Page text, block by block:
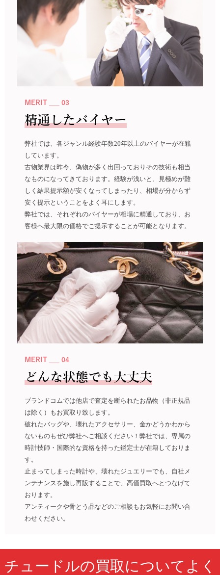
MERIT ___ 03
精通したバイヤー
弊社では、各ジャンル経験年数20年以上のバイヤーが在籍
しています。
古物業界は昨今、偽物が多く出回っておりその技術も相当
なものになってきております。経験が浅いと、見極めが難
しく結果提示額が安くなってしまったり、相場が分からず
安く提示ということをよく耳にします。
弊社では、それぞれのバイヤーが相場に精通しており、お
客様へ最大限の価格でご提示することが可能となります。
MERIT ___ 04
どんな状態でも大丈夫
ブランドコムでは他店で査定を断られたお品物（非正規品
は除く）もお買取り致します。
破れたバッグや、壊れたアクセサリー、金かどうかわから
ないものもぜひ弊社へご相談ください！弊社では、専属の
時計技師・国際的な資格を持った鑑定士が在籍しておりま
す。
止まってしまった時計や、壊れたジュエリーでも、自社メ
ンテナンスを施し再販することで、高価買取へとつなげて
おります。
アンティークや骨とう品などのご相談もお気軽にお問い合
わせください。
チュードルの買取についてよく